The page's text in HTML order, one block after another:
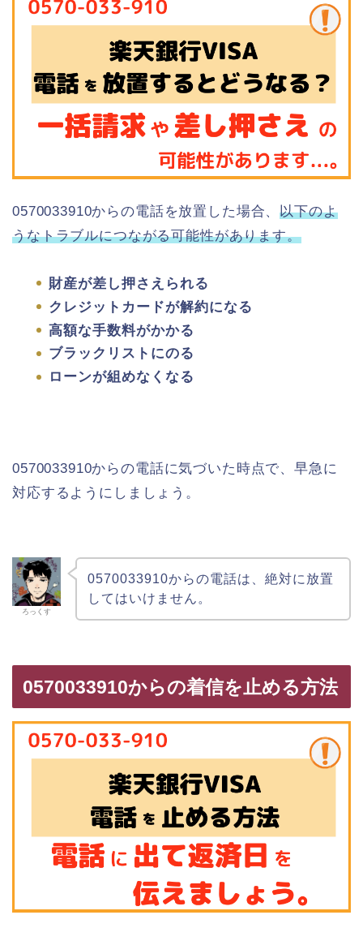
0570033910からの電話を放置した場合、以下のよ
うなトラブルにつながる可能性があります。
財産が差し押さえられる
クレジットカードが解約になる
高額な手数料がかかる
ブラックリストにのる
ローンが組めなくなる
0570033910からの電話に気づいた時点で、早急に
対応するようにしましょう。
ろっくす
0570033910からの電話は、絶対に放置
してはいけません。
0570033910からの着信を止める方法